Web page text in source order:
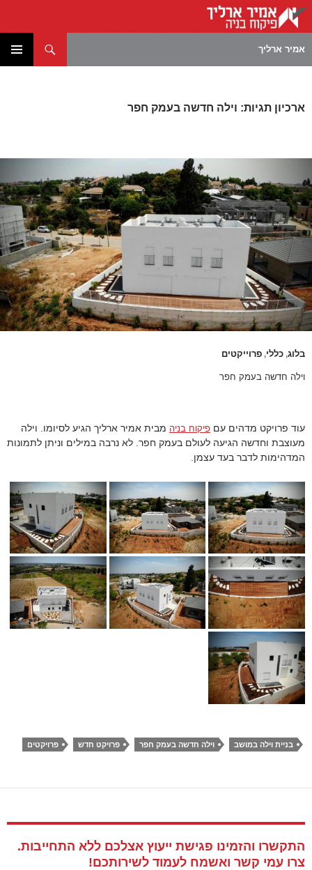
אמיר ארליך
ארכיון תגיות: וילה חדשה בעמק חפר
בלוג, כללי, פרוייקטים
וילה חדשה בעמק חפר
עוד פרויקט מדהים עם פיקוח בניה מבית אמיר ארליך הגיע לסיומו. וילה
מעוצבת וחדשה הגיעה לעולם בעמק חפר. לא נרבה במילים וניתן לתמונות
המדהימות לדבר בעד עצמן.
בניית וילה במושב וילה חדשה בעמק חפר פרויקט חדש פרויקטים
התקשרו והזמינו פגישת ייעוץ אצלכם ללא התחייבות.
צרו עמי קשר ואשמח לעמוד לשירותכם!